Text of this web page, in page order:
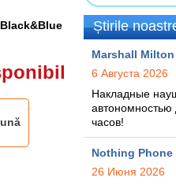
Știrile
Marshall Milton
6 Августа 2026
Накладные
автономностью
часов!
Nothing Phone
26 Июня 2026